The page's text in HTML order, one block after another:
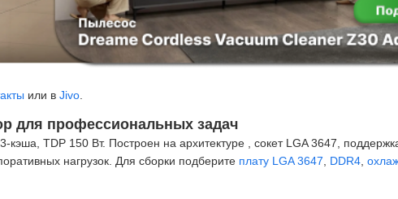
или в Jivo.
для профессиональных задач
TDP 150 Вт. Построен на архитектуре , сокет LGA 3647,
нагрузок. Для сборки подберите плату LGA 3647, DDR4,